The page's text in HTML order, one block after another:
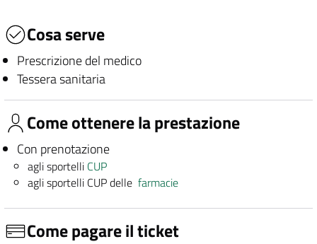
Cosa serve
Prescrizione del medico
Tessera sanitaria
Come ottenere la prestazione
Con prenotazione
agli sportelli CUP
agli sportelli CUP dellefarmacie
Come pagare il ticket